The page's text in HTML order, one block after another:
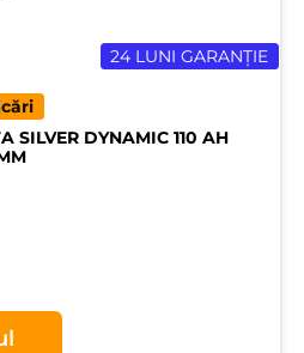
24 LUNI GARANȚIE
SILVER DYNAMIC 110 AH